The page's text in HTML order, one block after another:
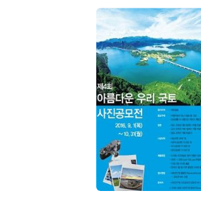
http://www.krihs.re.kr/partici/